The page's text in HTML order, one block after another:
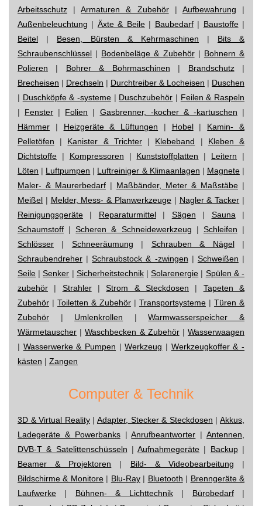
Arbeitsschutz |Armaturen & Zubehör| Aufbewahrung |
Außenbeleuchtung | Äxte & Beile| Baubedarf| Baustoffe|
Beitel | Besen, Bürsten & Kehrmaschinen | Bits &
Schraubenschlüssel | Bodenbeläge & Zubehör| Bohnern &
Polieren | Bohrer & Bohrmaschinen | Brandschutz|
Brecheisen | Drechseln | Durchtreiber & Locheisen | Duschen
| Duschköpfe & -systeme | Duschzubehör | Feilen & Raspeln
| Fenster | Folien | Gasbrenner, -kocher & -kartuschen |
Hämmer | Heizgeräte & Lüftungen | Hobel| Kamin- &
Pelletöfen | Kanister & Trichter| Klebeband | Kleben &
Dichtstoffe | Kompressoren | Kunststoffplatten | Leitern |
Löten | Luftpumpen | Luftreiniger & Klimaanlagen | Magnete|
Maler- & Maurerbedarf | Maßbänder, Meter & Maßstäbe |
Meißel | Melder, Mess- & Planwerkzeuge | Nagler & Tacker |
Reinigungsgeräte | Reparaturmittel| Sägen | Sauna |
Schaumstoff |Scheren & Schneidewerkzeug | Schleifen |
Schlösser | Schneeräumung | Schrauben & Nägel|
Schraubendreher |Schraubstock & -zwingen | Schweißen |
Seile |Senker | Sicherheitstechnik|Solarenergie | Spülen & -
zubehör | Strahler|Strom & Steckdosen | Tapeten &
Zubehör | Toiletten & Zubehör | Transportsysteme | Türen &
Zubehör | Umlenkrollen |Warmwasserspeicher &
Wärmetauscher |Waschbecken & Zubehör|Wasserwaagen
| Wasserwerke & Pumpen |Werkzeug | Werkzeugkoffer & -
kästen | Zangen
Computer & Technik
3D & Virtual Reality|Adapter, Stecker & Steckdosen |Akkus,
Ladegeräte & Powerbanks|Anrufbeantworter |Antennen,
DVB-T & Satelittenschüsseln |Aufnahmegeräte | Backup|
Beamer & Projektoren | Bild- & Videobearbeitung |
Bildschirme & Monitore| Blu-Ray| Bluetooth | Brenngeräte &
Laufwerke | Bühnen- & Lichttechnik| Bürobedarf|